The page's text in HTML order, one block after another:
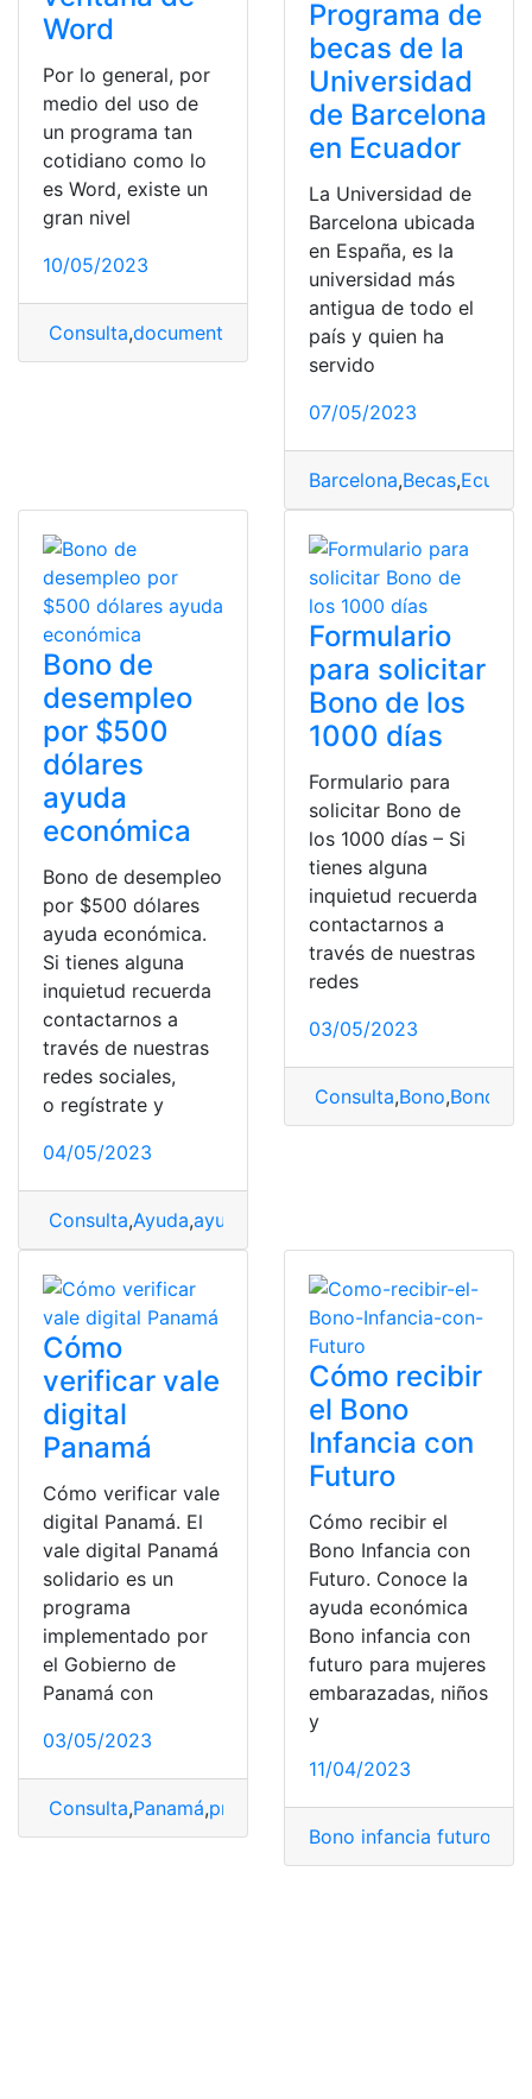
Word
Por lo general, por
medio del uso de
un programa tan
cotidiano como lo
es Word, existe un
gran nivel
10/05/2023
Consulta,documento word elementos,microsoft word
Programa de
becas de la
Universidad
de Barcelona
en Ecuador
La Universidad de
Barcelona ubicada
en España, es la
universidad más
antigua de todo el
país y quien ha
servido
07/05/2023
Barcelona,Becas,
Bono de
desempleo
por $500
dólares
ayuda
económica
Bono de desempleo
por $500 dólares
ayuda económica.
Si tienes alguna
inquietud recuerda
contactarnos a
través de nuestras
redes sociales,
o regístrate y
04/05/2023
Consulta,Ayuda,ayuda económica
Formulario
para solicitar
Bono de los
1000 días
Formulario para
solicitar Bono de
los 1000 días – Si
tienes alguna
inquietud recuerda
contactarnos a
través de nuestras
redes
03/05/2023
Consulta,Bono,Bono de
Cómo
verificar vale
digital
Panamá
Cómo verificar vale
digital Panamá. El
vale digital Panamá
solidario es un
programa
implementado por
el Gobierno de
Panamá con
03/05/2023
Consulta,Panamá,programa,Vale,Vale digital,verificar
Cómo recibir
el Bono
Infancia con
Futuro
Cómo recibir el
Bono Infancia con
Futuro. Conoce la
ayuda económica
Bono infancia con
futuro para mujeres
embarazadas, niños
y
11/04/2023
Bono infancia futuro